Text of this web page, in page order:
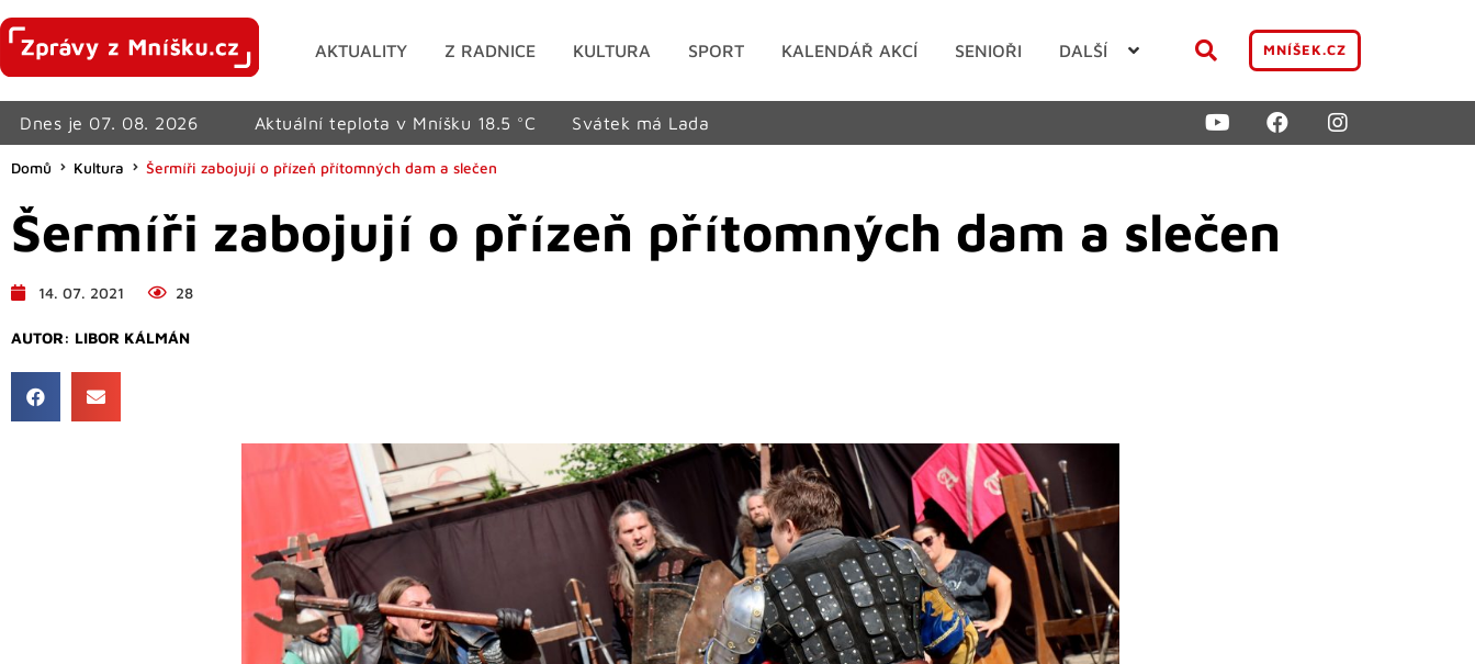
AKTUALITY Z RADNICE KULTURA SPORT KALENDÁŘ AKCÍ SENIOŘI DALŠÍ MNÍŠEK.CZ
Dnes je 07. 08. 2026 Aktuální teplota v Mníšku 18.5 °C Svátek má Lada
Domů Kultura Šermíři zabojují o přízeň přítomných dam a slečen
Šermíři zabojují o přízeň přítomných dam a slečen
14. 07. 2021 28
AUTOR: LIBOR KÁLMÁN